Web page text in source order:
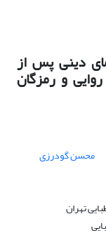
دینی پس از
و رمزگان
محسن گودرزی
تهران